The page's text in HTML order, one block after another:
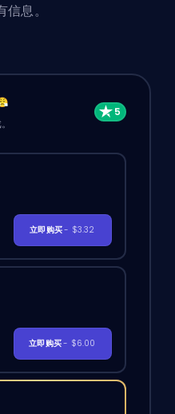
息。
立即购买- $3.32
立即购买- $6.00